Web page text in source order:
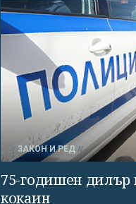
ЗАКОН И РЕД
75-годишен дилър
кокаин